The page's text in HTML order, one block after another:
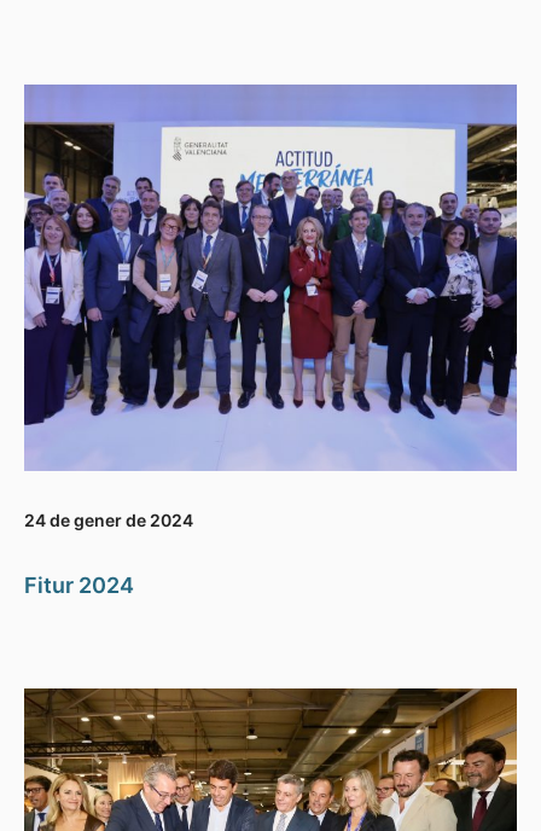
24 de gener de 2024
Fitur 2024